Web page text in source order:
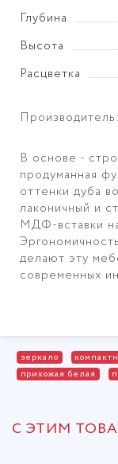
Глубина
Высота
Расцветка
В основе -
продуманная
оттенки дуба
лаконичный и
МДФ-вставки
делают эту
современных
зеркало
прихожая белая
С ЭТИМ